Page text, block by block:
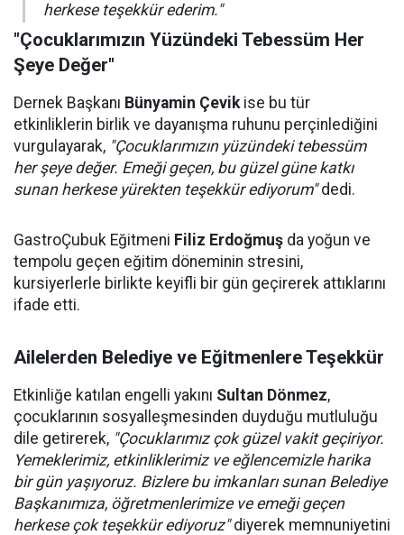
herkese teşekkür ederim."
"Çocuklarımızın Yüzündeki Tebessüm Her
Şeye Değer"
Dernek Başkanı Bünyamin Çevikise bu tür
etkinliklerin birlik ve dayanışma ruhunu perçinlediğini
vurgulayarak, "Çocuklarımızın yüzündeki tebessüm
her şeye değer. Emeği geçen, bu güzel güne katkı
sunan herkese yürekten teşekkür ediyorum"dedi.
GastroÇubuk Eğitmeni Filiz Erdoğmuş da yoğun ve
tempolu geçen eğitim döneminin stresini,
kursiyerlerle birlikte keyifli bir gün geçirerek attıklarını
ifade etti.
Ailelerden Belediye ve Eğitmenlere Teşekkür
Etkinliğe katılan engelli yakını Sultan Dönmez,
çocuklarının sosyalleşmesinden duyduğu mutluluğu
dile getirerek, "Çocuklarımız çok güzel vakit geçiriyor.
Yemeklerimiz, etkinliklerimiz ve eğlencemizle harika
bir gün yaşıyoruz. Bizlere bu imkanları sunan Belediye
Başkanımıza, öğretmenlerimize ve emeği geçen
herkese çok teşekkür ediyoruz"diyerek memnuniyetini